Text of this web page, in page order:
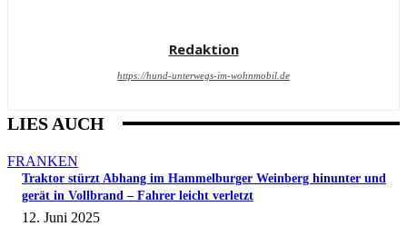
Redaktion
https://hund-unterwegs-im-wohnmobil.de
LIES AUCH
FRANKEN
Traktor stürzt Abhang im Hammelburger Weinberg hinunter und
gerät in Vollbrand – Fahrer leicht verletzt
12. Juni 2025